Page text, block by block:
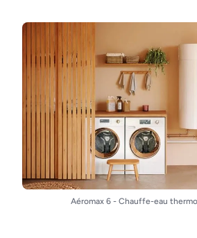
Aéromax 6 - Chauffe-eau